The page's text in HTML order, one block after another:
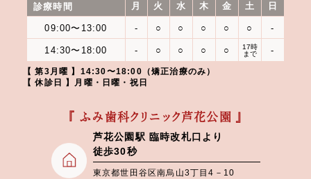
診療時間 月 火 水 木 金 土 日
09:00〜13:00 - ○ ○ ○ ○ ○ -
14:30〜18:00 - ○ ○ ○ ○
17時
まで
-
【 第3月曜 】14:30〜18:00（矯正治療のみ）
【 休診日 】月曜・日曜・祝日
『 ふみ歯科クリニック芦花公園 』
芦花公園駅 臨時改札口より
徒歩30秒
東京都世田谷区南烏山3丁目4－10